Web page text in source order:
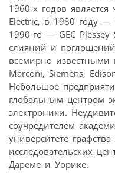
1960-х годов
Electric, в 1980 году —
1990-го — GEC Plessey
слияний и
всемирно
Marconi, Siemens,
Небольшое
глобальным центром
электроники.
соучредителем
университете
исследовательских
Дареме и Уорике.